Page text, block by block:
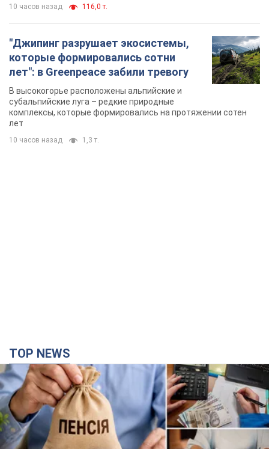
10 часов назад 116,0 т.
"Джипинг разрушает экосистемы,
которые формировались сотни
лет": в Greenpeace забили тревогу
В высокогорье расположены альпийские и
субальпийские луга – редкие природные
комплексы, которые формировались на протяжении сотен
лет
10 часов назад 1,3 т.
TOP NEWS